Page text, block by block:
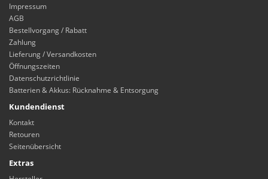
Impressum
AGB
Bestellvorgang / Rabatt
Zahlung
Lieferung / Versandkosten
Öffnungszeiten
Datenschutzrichtlinie
Batterien & Akkus: Rücknahme & Entsorgung
Kundendienst
Kontakt
Retouren
Seitenübersicht
Extras